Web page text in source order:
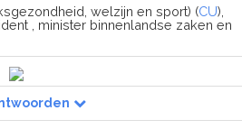
welzijn en sport) (CU),
, minister binnenlandse zaken en